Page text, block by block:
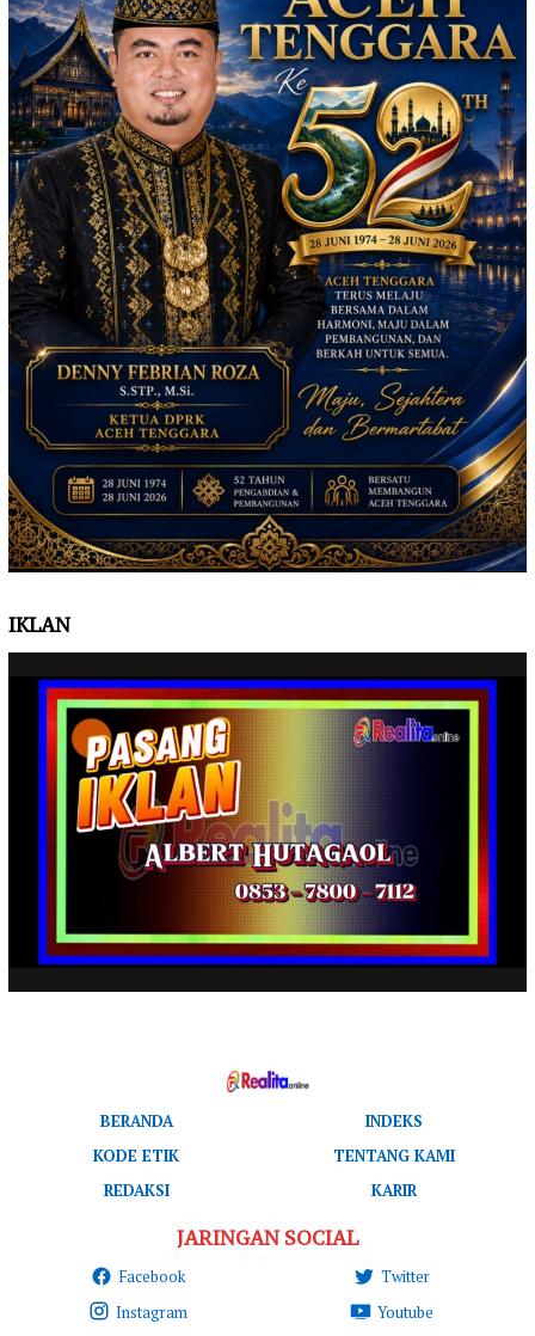
IKLAN
BERANDA
INDEKS
KODE ETIK
TENTANG KAMI
REDAKSI
KARIR
JARINGAN SOCIAL
Facebook
Twitter
Instagram
Youtube